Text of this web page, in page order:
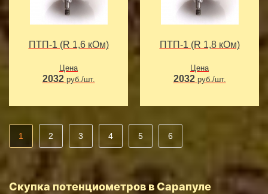
ПТП-1 (R 1,6 кОм)
Цена
2032 руб./шт.
ПТП-1 (R 1,8 кОм)
Цена
2032 руб./шт.
1 2 3 4 5 6
Скупка потенциометров в Сарапуле